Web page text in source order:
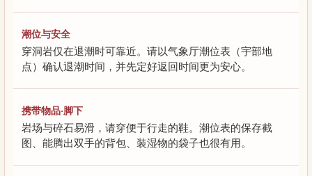
潮位与安全
穿洞岩仅在退潮时可靠近。请以气象厅潮位表（宇部地
点）确认退潮时间，并先定好返回时间更为安心。
携带物品·脚下
岩场与碎石易滑，请穿便于行走的鞋。潮位表的保存截
图、能腾出双手的背包、装湿物的袋子也很有用。